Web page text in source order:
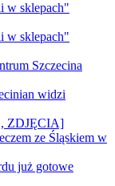
w sklepach"
w sklepach"
Szczecina
widzi
ZDJĘCIA]
ze Śląskiem w
już gotowe